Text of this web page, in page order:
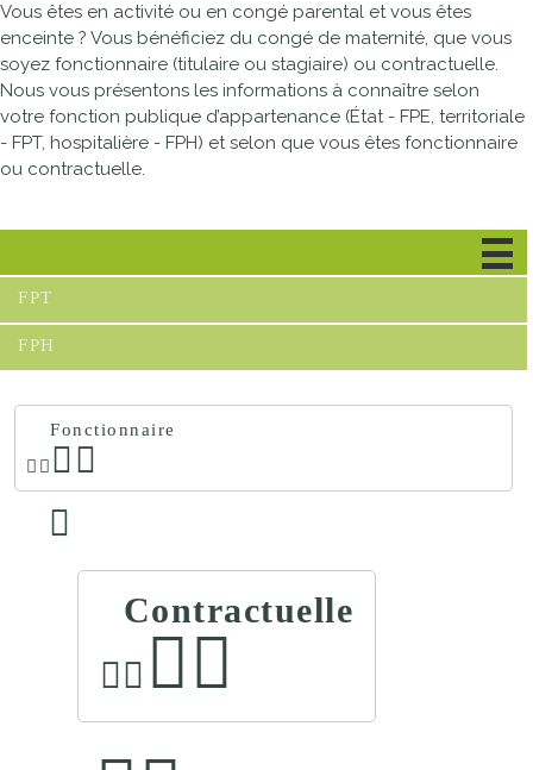
Vous êtes en activité ou en congé parental et vous êtes
enceinte ? Vous bénéficiez du congé de maternité, que vous
soyez fonctionnaire (titulaire ou stagiaire) ou contractuelle.
Nous vous présentons les informations à connaître selon
votre fonction publique d’appartenance (État - FPE, territoriale
- FPT, hospitalière - FPH) et selon que vous êtes fonctionnaire
ou contractuelle.
FPT
FPH
Fonctionnaire
Contractuelle